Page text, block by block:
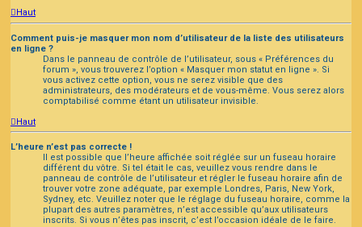
Haut
Comment puis-je masquer mon nom d’utilisateur de la liste des utilisateurs
en ligne ?
Dans le panneau de contrôle de l’utilisateur, sous « Préférences du
forum », vous trouverez l’option « Masquer mon statut en ligne ». Si
vous activez cette option, vous ne serez visible que des
administrateurs, des modérateurs et de vous-même. Vous serez alors
comptabilisé comme étant un utilisateur invisible.
Haut
L’heure n’est pas correcte !
Il est possible que l’heure affichée soit réglée sur un fuseau horaire
différent du vôtre. Si tel était le cas, veuillez vous rendre dans le
panneau de contrôle de l’utilisateur et régler le fuseau horaire afin de
trouver votre zone adéquate, par exemple Londres, Paris, New York,
Sydney, etc. Veuillez noter que le réglage du fuseau horaire, comme la
plupart des autres paramètres, n’est accessible qu’aux utilisateurs
inscrits. Si vous n’êtes pas inscrit, c’est l’occasion idéale de le faire.